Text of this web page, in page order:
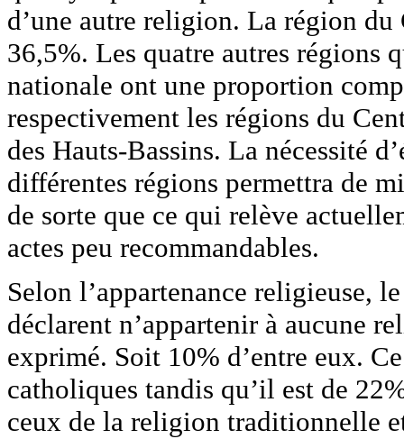
d’une autre religion. La région
36,5%. Les quatre autres régions
nationale ont une proportion
respectivement les régions du
des Hauts-Bassins. La nécessité
différentes régions permettra de
de sorte que ce qui relève
actes peu recommandables.
Selon l’appartenance religieuse,
déclarent n’appartenir à aucune
exprimé. Soit 10% d’entre eux.
catholiques tandis qu’il est de
ceux de la religion traditionnelle